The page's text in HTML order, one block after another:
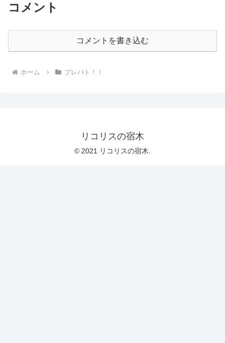
コメント
コメントを書き込む
ホーム プレバト！！
リコリスの宿木
© 2021 リコリスの宿木.